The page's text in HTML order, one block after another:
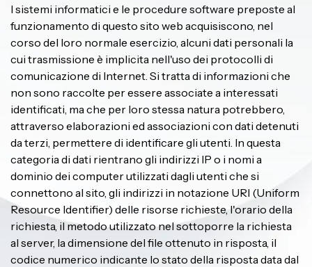
I sistemi informatici e le procedure software preposte al
funzionamento di questo sito web acquisiscono, nel
corso del loro normale esercizio, alcuni dati personali la
cui trasmissione è implicita nell'uso dei protocolli di
comunicazione di Internet. Si tratta di informazioni che
non sono raccolte per essere associate a interessati
identificati, ma che per loro stessa natura potrebbero,
attraverso elaborazioni ed associazioni con dati detenuti
da terzi, permettere di identificare gli utenti. In questa
categoria di dati rientrano gli indirizzi IP o i nomi a
dominio dei computer utilizzati dagli utenti che si
connettono al sito, gli indirizzi in notazione URI (Uniform
Resource Identifier) delle risorse richieste, l'orario della
richiesta, il metodo utilizzato nel sottoporre la richiesta
al server, la dimensione del file ottenuto in risposta, il
codice numerico indicante lo stato della risposta data dal